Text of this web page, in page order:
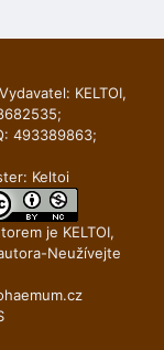
KELTOI,
493389863;
Keltoi
je KELTOI,
Neuží­vejte